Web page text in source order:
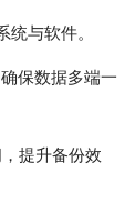
与软件。
保数据多端一
提升备份效